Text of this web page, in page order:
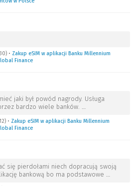
• Zakup eSIM w aplikacji Banku Millennium
Finance
jaki był powód nagrody. Usługa
bardzo wiele banków. …
• Zakup eSIM w aplikacji Banku Millennium
Finance
się pierdołami niech dopracują swoją
bankową bo ma podstawowe …